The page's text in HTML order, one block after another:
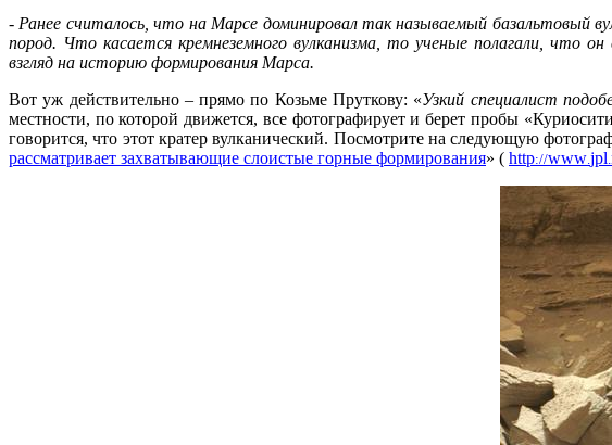
- Ранее считалось, что на Марсе доминировал так называемый базальтовый
пород. Что касается кремнеземного вулканизма, то ученые полагали, что
взгляд на историю формирования Марса.
Вот уж действительно – прямо по Козьме Пруткову: «Узкий специалист
местности, по которой движется, все фотографирует и берет пробы
говорится, что этот кратер вулканический. Посмотрите на следующую
рассматривает захватывающие слоистые горные формирования» ( http://www.jpl.